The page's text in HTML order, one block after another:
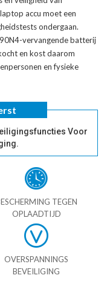
accu moet een
ondergaan.
vervangende batterij
en kost daarom
en fysieke
Voor
TEGEN
OPLAADTIJD
OVERSPANNINGS
BEVEILIGING